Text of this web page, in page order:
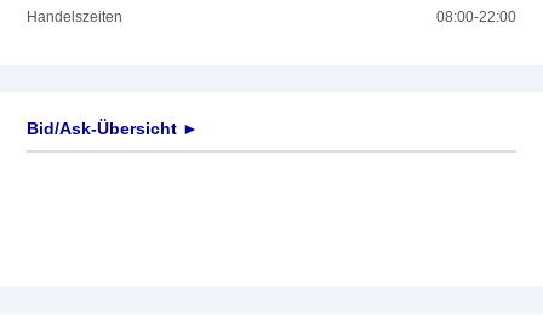
Handelszeiten 08:00-22:00
Bid/Ask-Übersicht ►